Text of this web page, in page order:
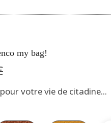
my bag!
votre vie de citadine...